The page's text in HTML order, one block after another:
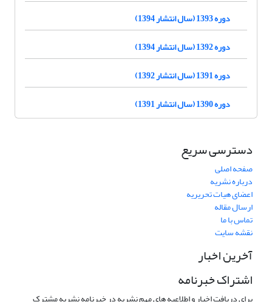
دوره 1393 (سال انتشار 1394)
دوره 1392 (سال انتشار 1394)
دوره 1391 (سال انتشار 1392)
دوره 1390 (سال انتشار 1391)
دسترسی سریع
صفحه اصلی
درباره نشریه
اعضای هیات تحریریه
ارسال مقاله
تماس با ما
نقشه سایت
آخرین اخبار
اشتراک خبرنامه
برای دریافت اخبار و اطلاعیه های مهم نشریه در خبرنامه نشریه مشترک